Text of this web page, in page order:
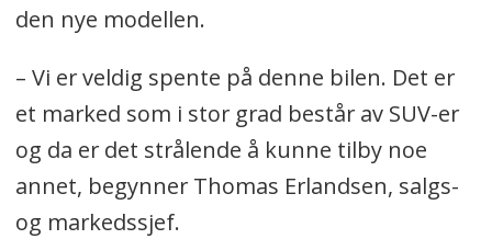
den nye modellen.
– Vi er veldig spente på denne bilen. Det er
et marked som i stor grad består av SUV-er
og da er det strålende å kunne tilby noe
annet, begynner Thomas Erlandsen, salgs-
og markedssjef.